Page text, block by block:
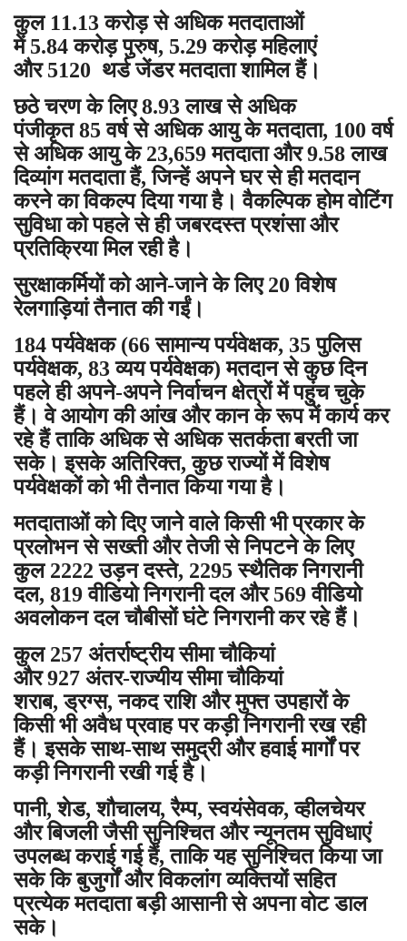
कुल 11.13 करोड़ से अधिक मतदाताओं
में 5.84 करोड़ पुरुष, 5.29 करोड़ महिलाएं
और 5120 थर्ड जेंडर मतदाता शामिल हैं।
छठे चरण के लिए 8.93 लाख से अधिक
पंजीकृत 85 वर्ष से अधिक आयु के मतदाता, 100 वर्ष
से अधिक आयु के 23,659 मतदाता और 9.58 लाख
दिव्यांग मतदाता हैं, जिन्हें अपने घर से ही मतदान
करने का विकल्प दिया गया है। वैकल्पिक होम वोटिंग
सुविधा को पहले से ही जबरदस्त प्रशंसा और
प्रतिक्रिया मिल रही है।
सुरक्षाकर्मियों को आने-जाने के लिए 20 विशेष
रेलगाड़ियां तैनात की गईं।
184 पर्यवेक्षक (66 सामान्य पर्यवेक्षक, 35 पुलिस
पर्यवेक्षक, 83 व्यय पर्यवेक्षक) मतदान से कुछ दिन
पहले ही अपने-अपने निर्वाचन क्षेत्रों में पहुंच चुके
हैं। वे आयोग की आंख और कान के रूप में कार्य कर
रहे हैं ताकि अधिक से अधिक सतर्कता बरती जा
सके। इसके अतिरिक्त, कुछ राज्यों में विशेष
पर्यवेक्षकों को भी तैनात किया गया है।
मतदाताओं को दिए जाने वाले किसी भी प्रकार के
प्रलोभन से सख्ती और तेजी से निपटने के लिए
कुल 2222 उड़न दस्ते, 2295 स्थैतिक निगरानी
दल, 819 वीडियो निगरानी दल और 569 वीडियो
अवलोकन दल चौबीसों घंटे निगरानी कर रहे हैं।
कुल 257 अंतर्राष्ट्रीय सीमा चौकियां
और 927 अंतर-राज्यीय सीमा चौकियां
शराब, ड्रग्स, नकद राशि और मुफ्त उपहारों के
किसी भी अवैध प्रवाह पर कड़ी निगरानी रख रही
हैं। इसके साथ-साथ समुद्री और हवाई मार्गों पर
कड़ी निगरानी रखी गई है।
पानी, शेड, शौचालय, रैम्प, स्वयंसेवक, व्हीलचेयर
और बिजली जैसी सुनिश्चित और न्यूनतम सुविधाएं
उपलब्ध कराई गई हैं, ताकि यह सुनिश्चित किया जा
सके कि बुजुर्गों और विकलांग व्यक्तियों सहित
प्रत्येक मतदाता बड़ी आसानी से अपना वोट डाल
सके।